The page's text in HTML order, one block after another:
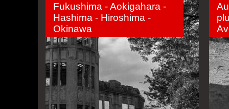
Fukushima - Aokigahara -
Hashima - Hiroshima -
Okinawa